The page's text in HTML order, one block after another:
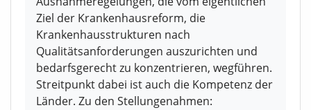
Ziel der Krankenhausreform, die
Krankenhausstrukturen nach
Qualitätsanforderungen auszurichten und
bedarfsgerecht zu konzentrieren, wegführen.
Streitpunkt dabei ist auch die Kompetenz der
Länder. Zu den Stellungenahmen: